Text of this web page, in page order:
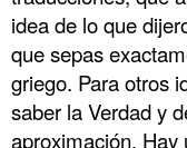
idea de lo que
que sepas
griego. Para otros
saber la Verdad y
aproximación. Hay